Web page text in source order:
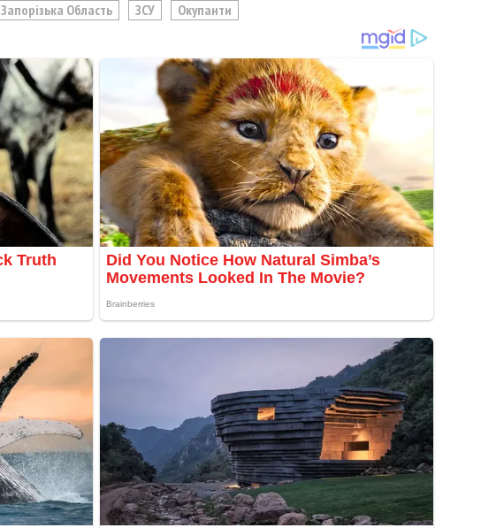
Запорізька Область ЗСУ Окупанти